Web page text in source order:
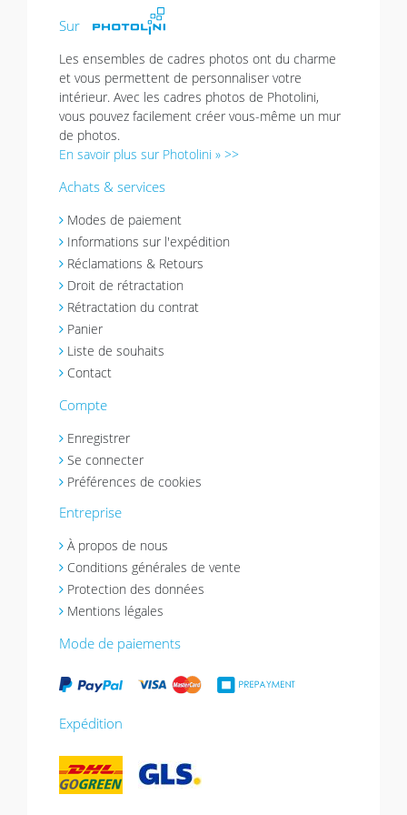
Sur
Les ensembles de cadres photos ont du charme
et vous permettent de personnaliser votre
intérieur. Avec les cadres photos de Photolini,
vous pouvez facilement créer vous-même un mur
de photos.
En savoir plus sur Photolini » >>
Achats & services
Modes de paiement
Informations sur l'expédition
Réclamations & Retours
Droit de rétractation
Rétractation du contrat
Panier
Liste de souhaits
Contact
Compte
Enregistrer
Se connecter
Préférences de cookies
Entreprise
À propos de nous
Conditions générales de vente
Protection des données
Mentions légales
Mode de paiements
Expédition